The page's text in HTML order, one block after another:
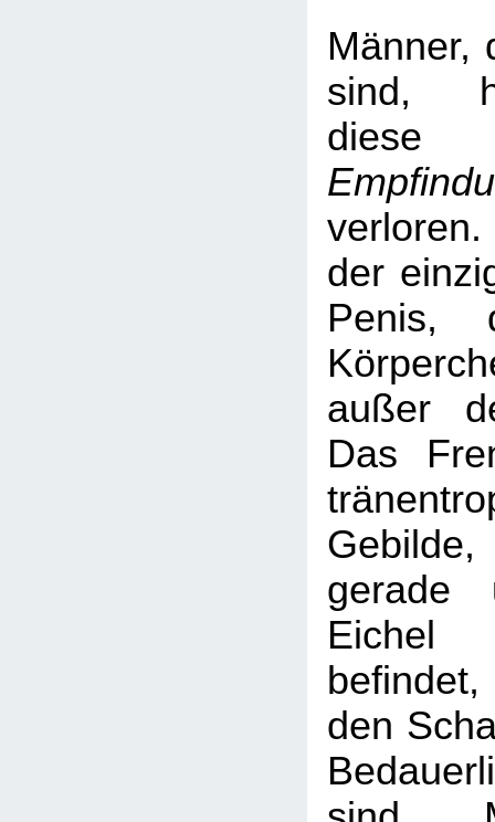
Männer,
sind,
verloren.
der
Penis,
außer
Das
gerade
den